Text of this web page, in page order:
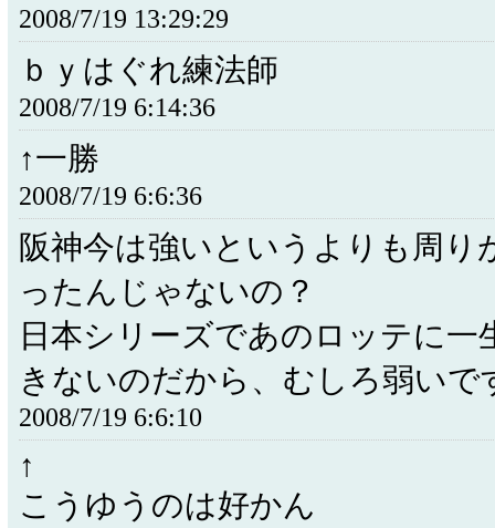
2008/7/19 13:29:29
ｂｙはぐれ練法師
2008/7/19 6:14:36
↑一勝
2008/7/19 6:6:36
阪神今は強いというよりも周り
ったんじゃないの？
日本シリーズであのロッテに一
きないのだから、むしろ弱いで
2008/7/19 6:6:10
↑
こうゆうのは好かん